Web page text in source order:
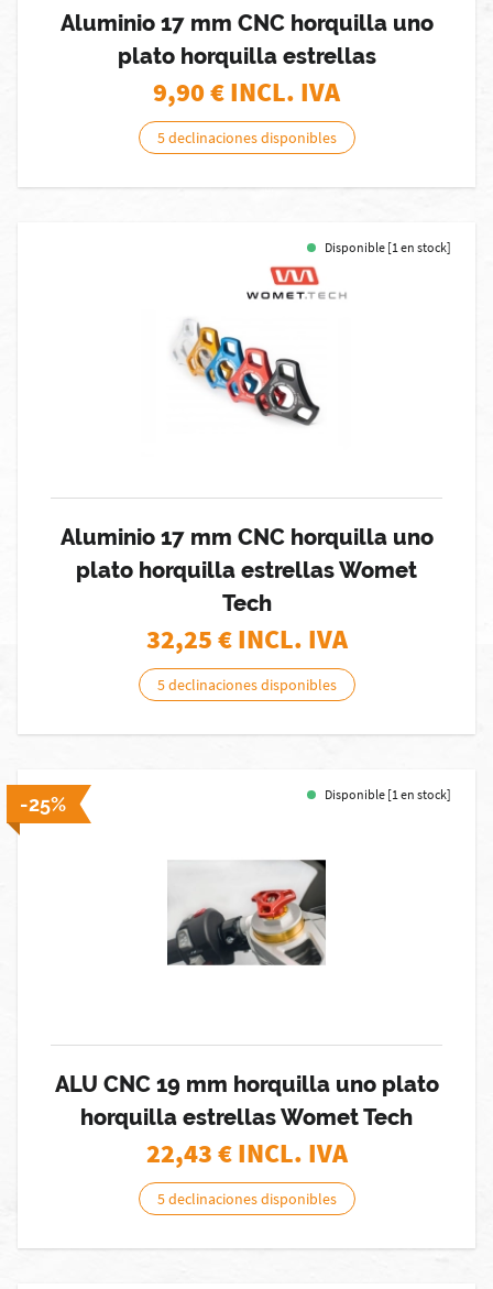
Aluminio 17 mm CNC horquilla uno
plato horquilla estrellas
9,90€ INCL. IVA
5 declinaciones disponibles
Disponible [1 en stock]
Aluminio 17 mm CNC horquilla uno
plato horquilla estrellas Womet
Tech
32,25€ INCL. IVA
5 declinaciones disponibles
-25% Disponible [1 en stock]
ALU CNC 19 mm horquilla uno plato
horquilla estrellas Womet Tech
22,43€ INCL. IVA
5 declinaciones disponibles